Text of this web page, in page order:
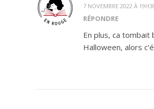
7 NOVEMBRE 2022 À
RÉPONDRE
En plus, ca tombait
Halloween, alors